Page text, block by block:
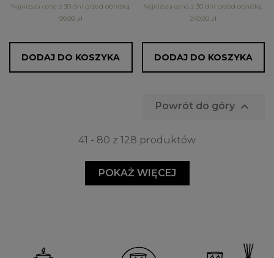
Najniższa cena z 30 dni przed obniżką:
99,99 zł
DODAJ DO KOSZYKA
Najniższa cena z 30 dni przed obniżką:
240,00 zł
DODAJ DO KOSZYKA
Powrót do góry 
41 - 80 z 128 produktów
POKAŻ WIĘCEJ